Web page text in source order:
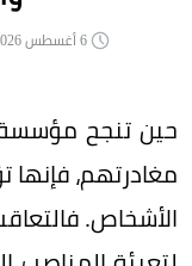
حين تنجح
مغادرتهم، فإنها
الأشخاص.